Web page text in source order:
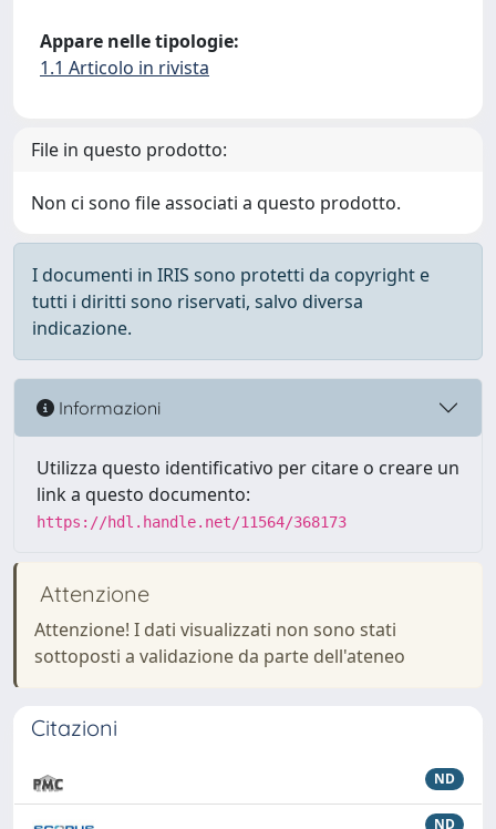
Appare nelle tipologie:
1.1 Articolo in rivista
File in questo prodotto:
Non ci sono file associati a questo prodotto.
I documenti in IRIS sono protetti da copyright e
tutti i diritti sono riservati, salvo diversa
indicazione.
Informazioni
Utilizza questo identificativo per citare o creare un
link a questo documento:
https://hdl.handle.net/11564/368173
Attenzione
Attenzione! I dati visualizzati non sono stati
sottoposti a validazione da parte dell'ateneo
Citazioni
ND
ND